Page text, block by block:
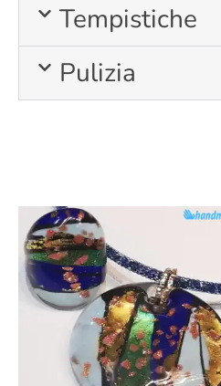
Tempistiche
Pulizia